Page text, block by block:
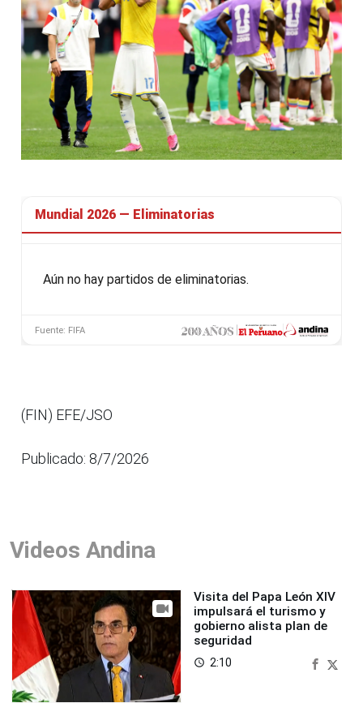
(FIN) EFE/JSO
Publicado: 8/7/2026
Videos Andina
Visita del Papa León XIV
impulsará el turismo y
gobierno alista plan de
seguridad
access_time 2:10